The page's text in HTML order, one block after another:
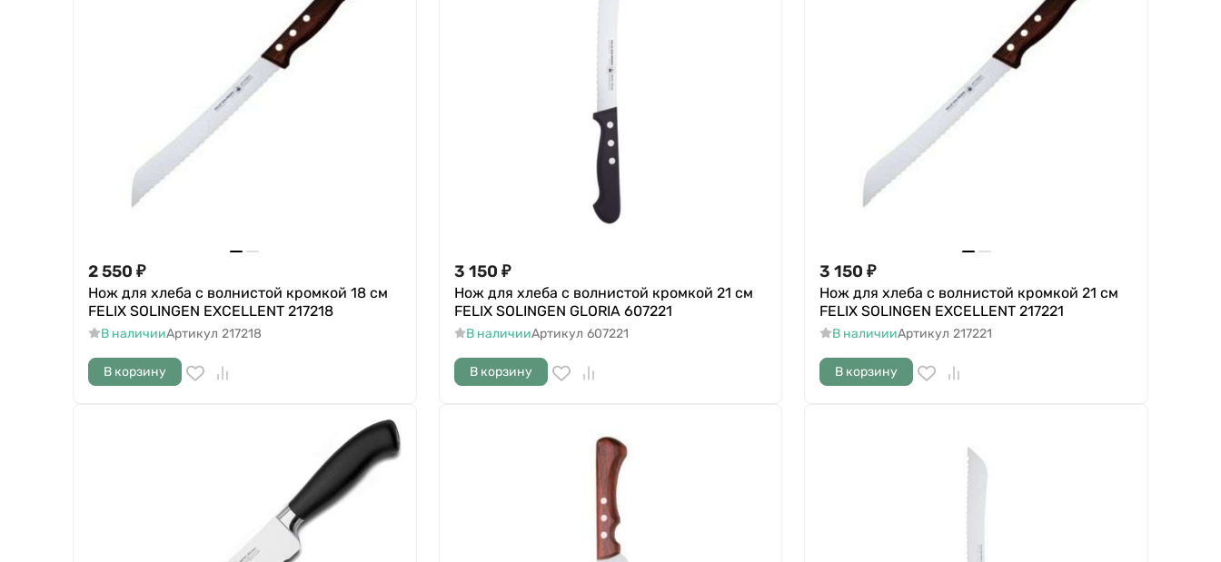
2 550 ₽
Нож для хлеба с волнистой кромкой 18 см
FELIX SOLINGEN EXCELLENT 217218
В наличииАртикул 217218
В корзину
3 150 ₽
Нож для хлеба с волнистой кромкой 21 cм
FELIX SOLINGEN GLORIA 607221
В наличииАртикул 607221
В корзину
3 150 ₽
Нож для хлеба с волнистой кромкой 21 см
FELIX SOLINGEN EXCELLENT 217221
В наличииАртикул 217221
В корзину